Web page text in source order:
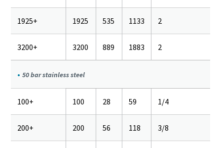
1925+ 1925 535 1133 2
3200+ 3200 889 1883 2
50 bar stainless steel
100+ 100 28 59 1/4
200+ 200 56 118 3/8